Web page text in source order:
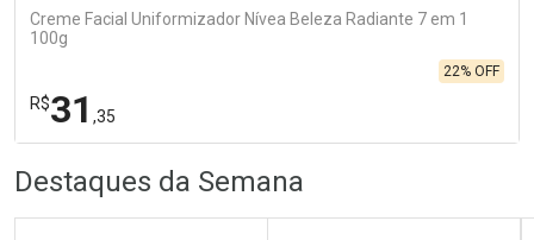
Creme Facial Uniformizador Nívea Beleza Radiante 7 em 1
100g
R$31 ,35
22% OFF
Laboratório
Por Menos
Destaques da Semana